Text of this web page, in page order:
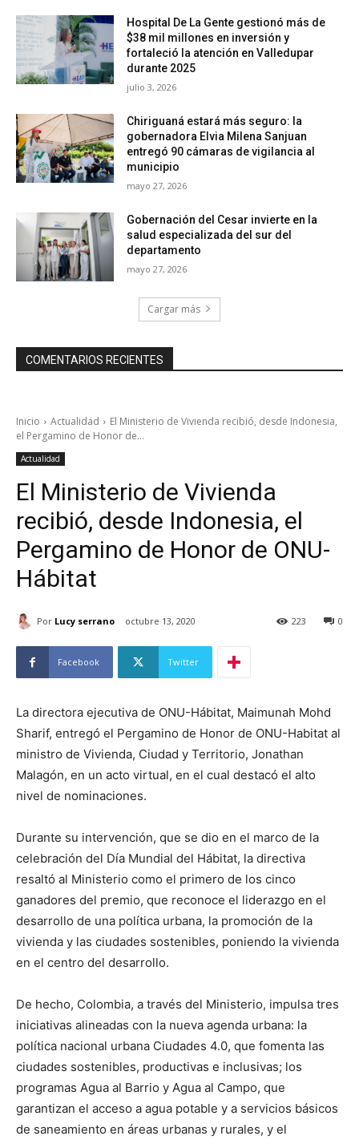
Hospital De La Gente gestionó más de
$38 mil millones en inversión y
fortaleció la atención en Valledupar
durante 2025
julio 3, 2026
Chiriguaná estará más seguro: la
gobernadora Elvia Milena Sanjuan
entregó 90 cámaras de vigilancia al
municipio
mayo 27, 2026
Gobernación del Cesar invierte en la
salud especializada del sur del
departamento
mayo 27, 2026
Cargar más
COMENTARIOS RECIENTES